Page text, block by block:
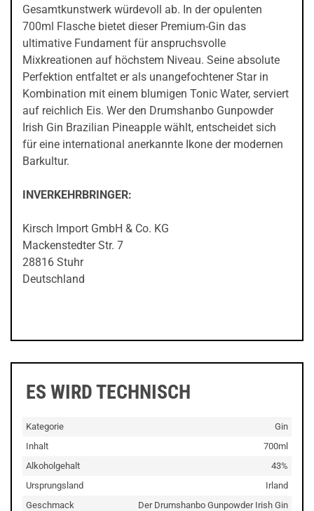
Gesamtkunstwerk würdevoll ab. In der opulenten
700ml Flasche bietet dieser Premium-Gin das
ultimative Fundament für anspruchsvolle
Mixkreationen auf höchstem Niveau. Seine absolute
Perfektion entfaltet er als unangefochtener Star in
Kombination mit einem blumigen Tonic Water, serviert
auf reichlich Eis. Wer den Drumshanbo Gunpowder
Irish Gin Brazilian Pineapple wählt, entscheidet sich
für eine international anerkannte Ikone der modernen
Barkultur.
INVERKEHRBRINGER:
Kirsch Import GmbH & Co. KG
Mackenstedter Str. 7
28816 Stuhr
Deutschland
ES WIRD TECHNISCH
Kategorie
Gin
Inhalt
700ml
Alkoholgehalt
43%
Ursprungsland
Irland
Geschmack
Der Drumshanbo Gunpowder Irish Gin